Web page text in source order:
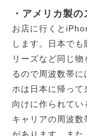
・アメリカ製
お店に行くと
します。日本で
リーズなど同じ
るので周波数帯
ホは日本に帰っ
向けに作られて
キャリアの周波
があります。また